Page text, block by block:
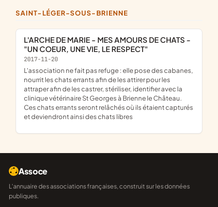
SAINT-LÉGER-SOUS-BRIENNE
L'ARCHE DE MARIE - MES AMOURS DE CHATS -
"UN COEUR, UNE VIE, LE RESPECT"
2017-11-20
l'association ne fait pas refuge : elle pose des cabanes,
nourrit les chats errants afin de les attirer pour les
attraper afin de les castrer, stériliser, identifier avec la
clinique vétérinaire St Georges à Brienne le Château.
Ces chats errants seront relâchés où ils étaient capturés
et deviendront ainsi des chats libres
Assoce
L'annuaire des associations françaises, construit sur les données
publiques.